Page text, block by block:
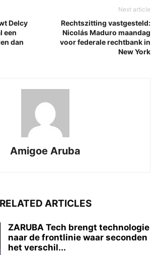
Delcy
een
dan
Next article
Rechtszitting vastgesteld:
Nicolás Maduro maandag
voor federale rechtbank in
New York
Amigoe Aruba
RELATED ARTICLES
ZARUBA Tech brengt technologie
naar de frontlinie waar seconden
het verschil...